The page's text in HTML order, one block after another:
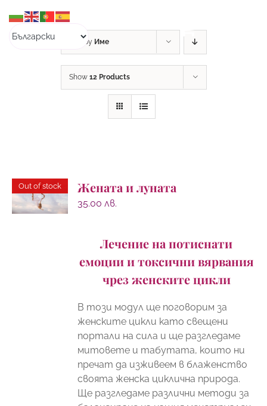
content
Sort by Име
Show 12 Products
Out of stock Жената и луната
35.00лв.
Лечение на потиснати
емоции и токсични вярвания
чрез женските цикли
В този модул ще поговорим за
женските цикли като свещени
портали на сила и ще разгледаме
митовете и табутата, които ни
пречат да изживеем в блаженство
своята женска циклична природа.
Ще разгледаме различни методи за